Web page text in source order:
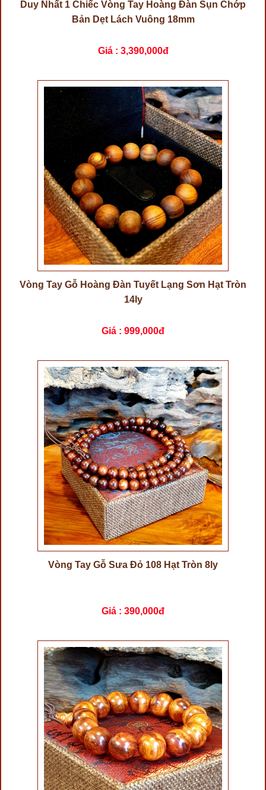
Duy Nhất 1 Chiếc Vòng Tay Hoàng Đàn Sụn Chớp
Bản Dẹt Lách Vuông 18mm
Giá : 3,390,000đ
Vòng Tay Gỗ Hoàng Đàn Tuyết Lạng Sơn Hạt Tròn
14ly
Giá : 999,000đ
Vòng Tay Gỗ Sưa Đỏ 108 Hạt Tròn 8ly
Giá : 390,000đ